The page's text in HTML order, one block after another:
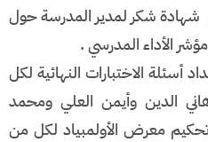
شهادة شكر لمدير المدرسة حول
الأداء المدرسي .
الاختبارات النهائية لكل
الدين وأيمن العلي ومحمد
معرض الأولمبياد لكل من